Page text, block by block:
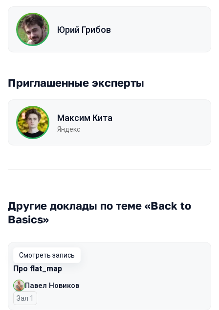
Юрий Грибов
Приглашенные эксперты
Максим Кита
Яндекс
Другие доклады по теме «Back to
Basics»
Смотреть запись
Про flat_map
Павел Новиков
Зал 1